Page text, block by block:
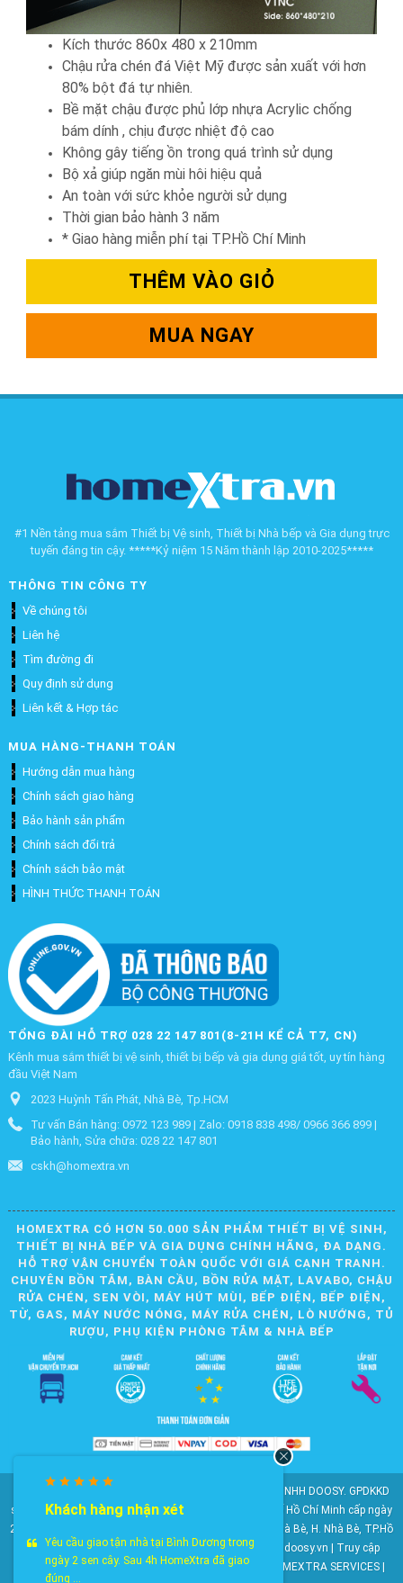
Kích thước 860x 480 x 210mm
Chậu rửa chén đá Việt Mỹ được sản xuất với hơn
80% bột đá tự nhiên.
Bề mặt chậu được phủ lớp nhựa Acrylic chống
bám dính , chịu được nhiệt độ cao
Không gây tiếng ồn trong quá trình sử dụng
Bộ xả giúp ngăn mùi hôi hiệu quả
An toàn với sức khỏe người sử dụng
Thời gian bảo hành 3 năm
* Giao hàng miễn phí tại TP.Hồ Chí Minh
THÊM VÀO GIỎ
MUA NGAY
#1 Nền tảng mua sắm Thiết bị Vệ sinh, Thiết bị Nhà bếp và Gia dụng trực
tuyến đáng tin cậy. *****Kỷ niệm 15 Năm thành lập 2010-2025*****
THÔNG TIN CÔNG TY
Về chúng tôi
Liên hệ
Tìm đường đi
Quy định sử dụng
Liên kết & Hợp tác
MUA HÀNG-THANH TOÁN
Hướng dẫn mua hàng
Chính sách giao hàng
Bảo hành sản phẩm
Chính sách đổi trả
Chính sách bảo mật
HÌNH THỨC THANH TOÁN
TỔNG ĐÀI HỖ TRỢ 028 22 147 801(8-21H KỂ CẢ T7, CN)
Kênh mua sắm thiết bị vệ sinh, thiết bị bếp và gia dụng giá tốt, uy tín hàng
đầu Việt Nam
2023 Huỳnh Tấn Phát, Nhà Bè, Tp.HCM
Tư vấn Bán hàng: 0972 123 989 | Zalo: 0918 838 498/ 0966 366 899 |
Bảo hành, Sửa chữa: 028 22 147 801
cskh@homextra.vn
HOMEXTRA CÓ HƠN 50.000 SẢN PHẨM THIẾT BỊ VỆ SINH,
THIẾT BỊ NHÀ BẾP VÀ GIA DỤNG CHÍNH HÃNG, ĐA DẠNG.
HỖ TRỢ VẬN CHUYỂN TOÀN QUỐC VỚI GIÁ CẠNH TRANH.
CHUYÊN BỒN TẮM, BÀN CẦU, BỒN RỬA MẶT, LAVABO, CHẬU
RỬA CHÉN, SEN VÒI, MÁY HÚT MÙI, BẾP ĐIỆN, BẾP ĐIỆN,
TỪ, GAS, MÁY NƯỚC NÓNG, MÁY RỬA CHÉN, LÒ NƯỚNG, TỦ
RƯỢU, PHỤ KIỆN PHÒNG TẮM & NHÀ BẾP
© 2010-2025 Bản quyền nội dung thuộc về CÔNG TY TNHH DOOSY. GPDKKD
số: 0311.807.893 do Sở Kế hoạch và Đầu tư Thành phố Hồ Chí Minh cấp ngày
28/05/2012. Địa chỉ: 2023 Huỳnh Tấn Phát, KP6, TT. Nhà Bè, H. Nhà Bè, TP.Hồ
Chí Minh. Điện thoại: 028 22 147 801. Email: doosy@doosy.vn | Truy cập
website cùng công ty:Trang Dịch Vụ Khách Hàng
- HOMEXTRA SERVICES |
Khách hàng nhận xét
Yêu cầu giao tận nhà tại Bình Dương trong
ngày 2 sen cây. Sau 4h HomeXtra đã giao
đúng ...